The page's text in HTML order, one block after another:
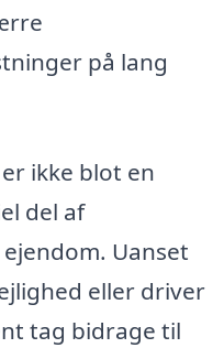
på lang
ikke blot en
del af
Uanset
eller driver
tag bidrage til